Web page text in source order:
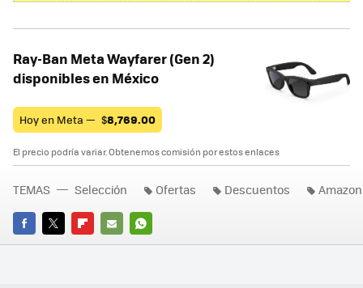
Ray-Ban Meta Wayfarer (Gen 2)
disponibles en México
Hoy en Meta — $8,769.00
El precio podría variar. Obtenemos comisión por estos enlaces
FACEBOOK
TWITTERFLIPBOARD
E-
WHATSAPP
TEMAS Selección Ofertas Descuentos